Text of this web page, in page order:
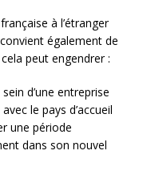
à l’étranger
également de
peut engendrer :
d’une entreprise
le pays d’accueil
une période
dans son nouvel